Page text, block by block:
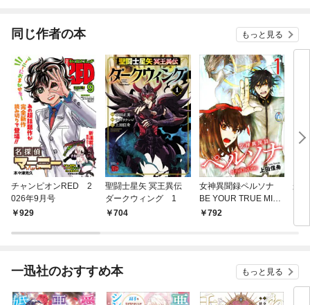
同じ作者の本 もっと見る
チャンピオンRED 2
026年9月号
929
聖闘士星矢 冥王異伝
ダークウィング 1
704
女神異聞録ペルソナ
BE YOUR TRUE MIN
D（コミック） １
792
か
一迅社のおすすめ本 もっと見る